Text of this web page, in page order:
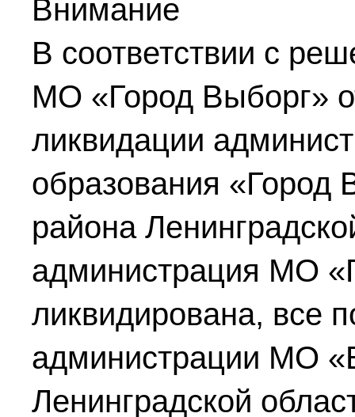
Внимание
В соответствии с
МО «Город Выборг»
ликвидации
образования «Город
района
администрация МО
ликвидирована, все
администрации МО
Ленинградской